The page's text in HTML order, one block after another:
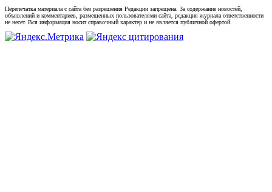
Перепечатка материала с сайта без разрешения Редакции запрещена. За содержание новостей,
объявлений и комментариев, размещенных пользователями сайта, редакция журнала ответственности
не несет. Вся информация носит справочный характер и не является публичной офертой.